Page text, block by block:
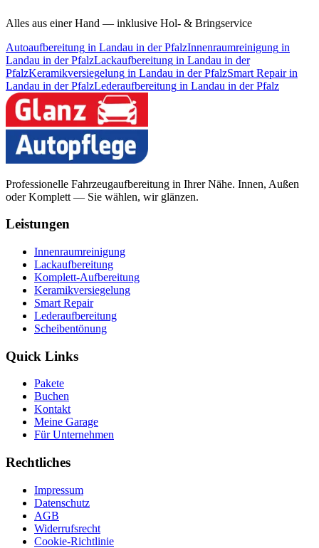
Alles aus einer Hand — inklusive Hol- & Bringservice
Autoaufbereitung in Landau in der PfalzInnenraumreinigung in
Landau in der PfalzLackaufbereitung in Landau in der
PfalzKeramikversiegelung in Landau in der PfalzSmart Repairin
Landau in der PfalzLederaufbereitung in Landau in der Pfalz
Professionelle Fahrzeugaufbereitung in Ihrer Nähe. Innen, Außen
oder Komplett — Sie wählen, wir glänzen.
Leistungen
Innenraumreinigung
Lackaufbereitung
Komplett-Aufbereitung
Keramikversiegelung
Smart Repair
Lederaufbereitung
Scheibentönung
Quick Links
Pakete
Buchen
Kontakt
Meine Garage
Für Unternehmen
Rechtliches
Impressum
Datenschutz
AGB
Widerrufsrecht
Cookie-Richtlinie